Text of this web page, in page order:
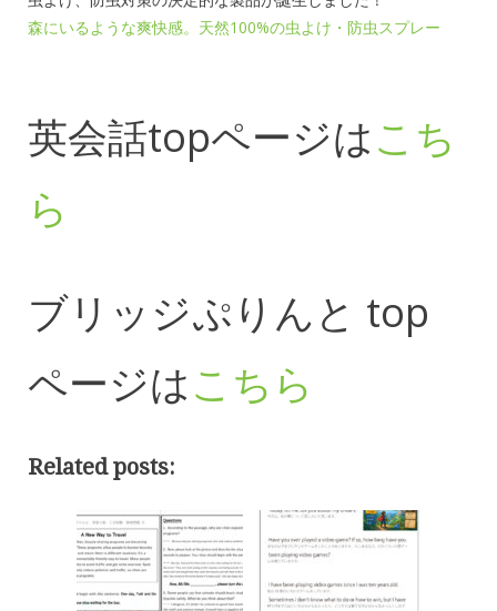
森にいるような爽快感。天然100%の虫よけ・防虫スプレー
英会話topページはこち
ら
ブリッジぷりんと top
ページはこちら
Related posts: